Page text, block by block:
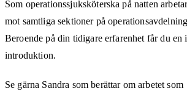
Som operationssjuksköterska på natten
mot samtliga sektioner på
Beroende på din tidigare erfarenhet får du en
introduktion.
Se gärna Sandra som berättar om arbetet som